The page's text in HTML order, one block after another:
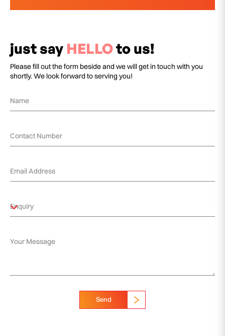
just say HELLOto us!
Please fill out the form beside and we will get in touch with you
shortly. We look forward to serving you!
Send